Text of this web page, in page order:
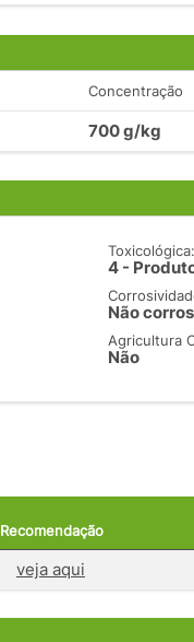
Concentração
700 g/kg
Toxicológica:
4 -
Não
Agricultura
Não
Recomendação
veja aqui